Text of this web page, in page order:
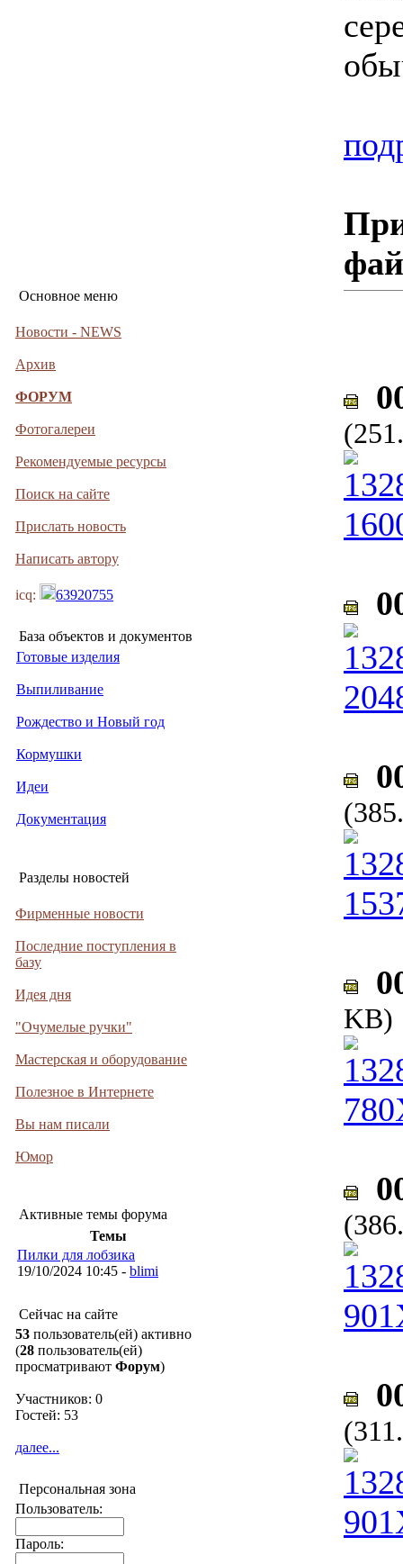
Основное меню
Новости - NEWS
Архив
ФОРУМ
Фотогалереи
Рекомендуемые ресурсы
Поиск на сайте
Прислать новость
Написать автору
icq: 63920755
База объектов и документов
Готовые изделия
Выпиливание
Рождество и Новый год
Кормушки
Идеи
Документация
Разделы новостей
Фирменные новости
Последние поступления в
базу
Идея дня
"Очумелые ручки"
Мастерская и оборудование
Полезное в Интернете
Вы нам писали
Юмор
Активные темы форума
Темы
Пилки для лобзика
19/10/2024 10:45 - blimi
Сейчас на сайте
53 пользователь(ей) активно
(28 пользователь(ей)
просматривают Форум)
Участников: 0
Гостей: 53
далее...
Персональная зона
Пользователь:
Пароль:
KB)